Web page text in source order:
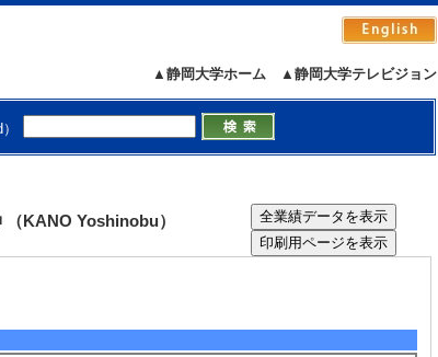
▲静岡大学テレビジョン
▲静岡大学ホーム
KANO Yoshinobu）